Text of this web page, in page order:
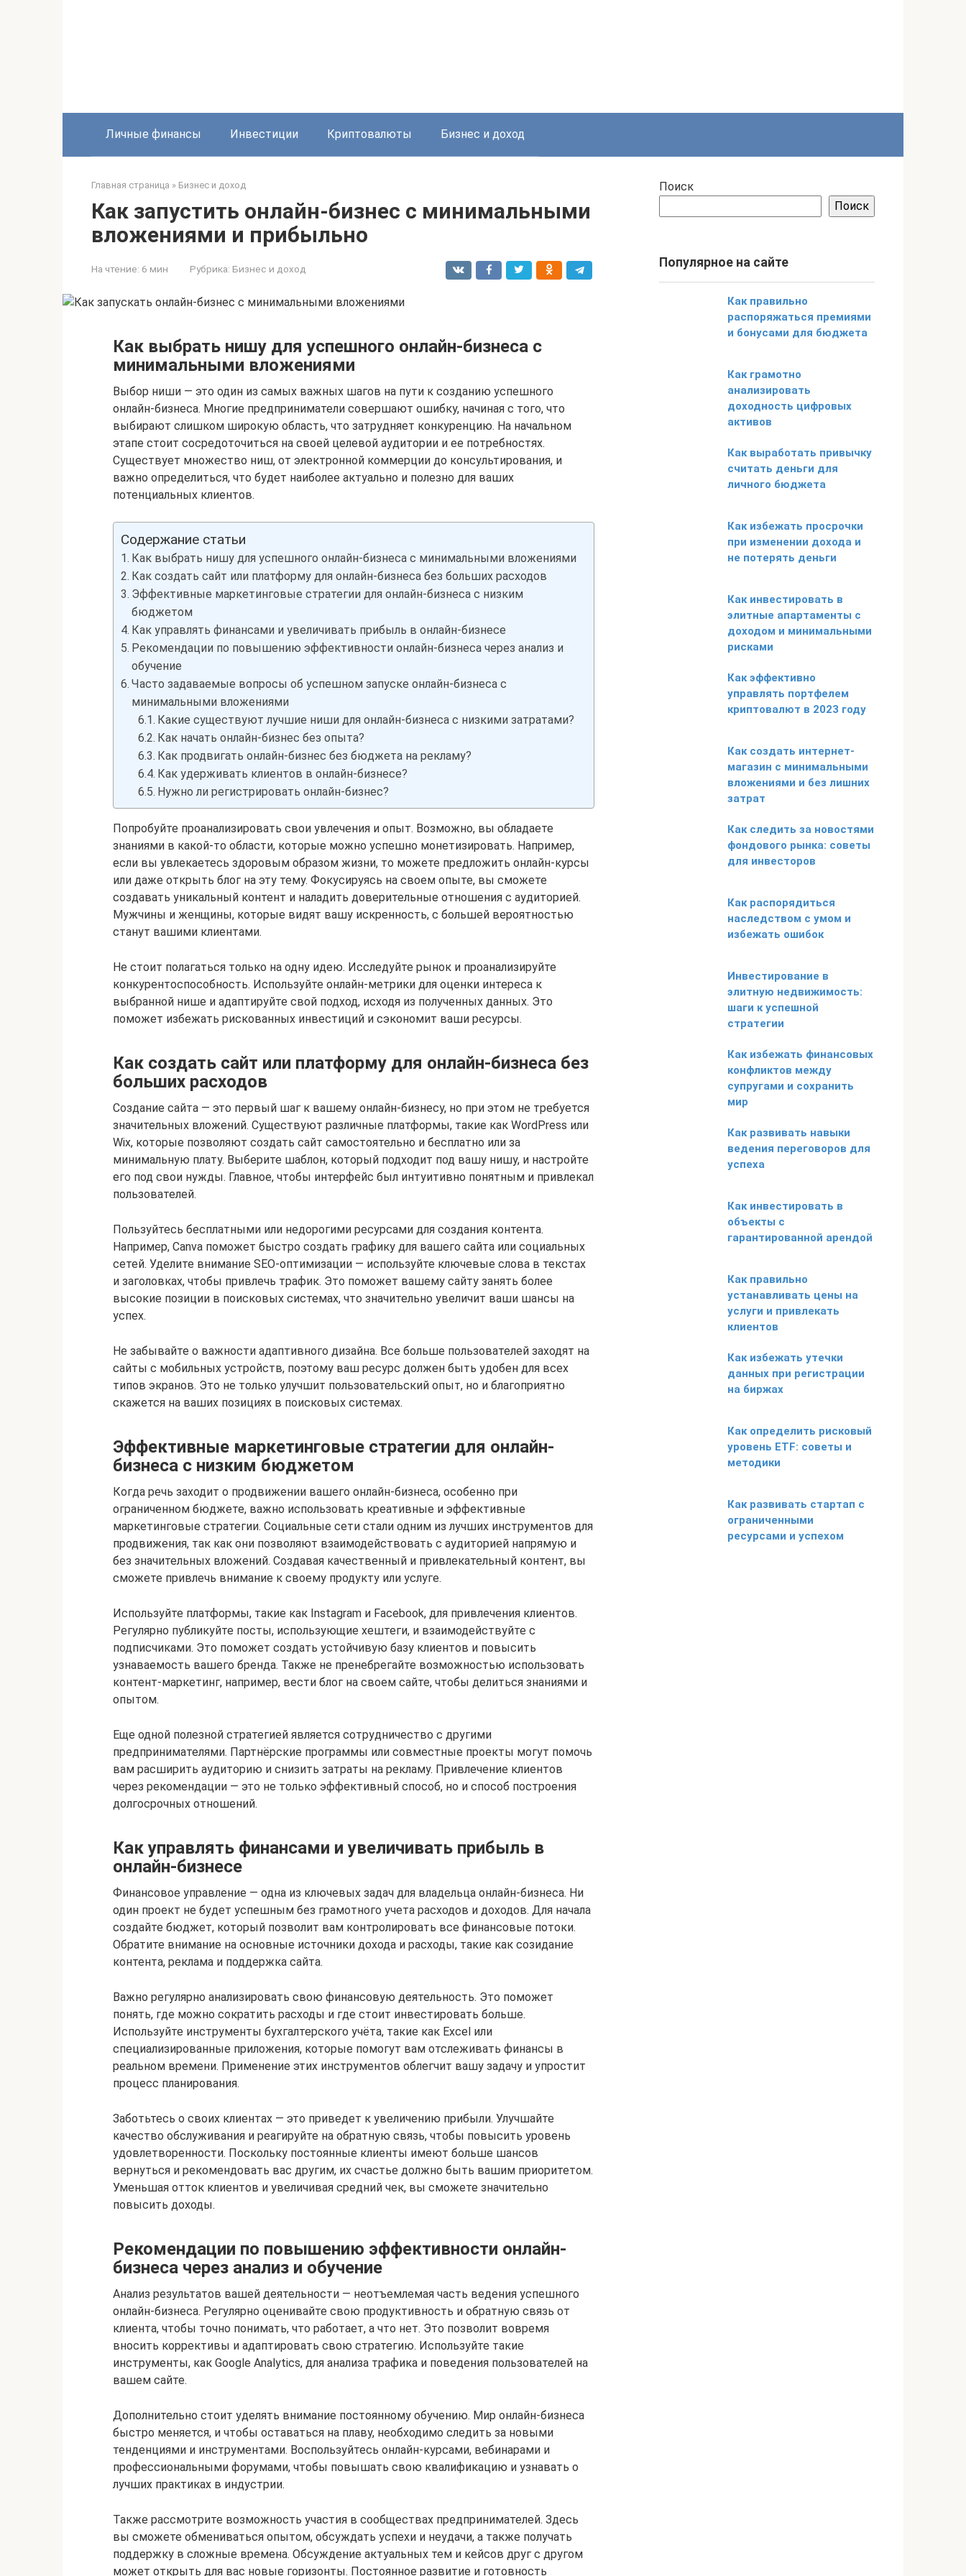
Личные финансы Инвестиции Криптовалюты Бизнес и доход
Главная страница » Бизнес и доход
Как запустить онлайн-бизнес с минимальными
вложениями и прибыльно
На чтение: 6 мин Рубрика: Бизнес и доход
Как выбрать нишу для успешного онлайн-бизнеса с
минимальными вложениями
Выбор ниши — это один из самых важных шагов на пути к созданию успешного
онлайн-бизнеса. Многие предприниматели совершают ошибку, начиная с того, что
выбирают слишком широкую область, что затрудняет конкуренцию. На начальном
этапе стоит сосредоточиться на своей целевой аудитории и ее потребностях.
Существует множество ниш, от электронной коммерции до консультирования, и
важно определиться, что будет наиболее актуально и полезно для ваших
потенциальных клиентов.
Содержание статьи
Как выбрать нишу для успешного онлайн-бизнеса с минимальными вложениями
Как создать сайт или платформу для онлайн-бизнеса без больших расходов
Эффективные маркетинговые стратегии для онлайн-бизнеса с низким
бюджетом
Как управлять финансами и увеличивать прибыль в онлайн-бизнесе
Рекомендации по повышению эффективности онлайн-бизнеса через анализ и
обучение
Часто задаваемые вопросы об успешном запуске онлайн-бизнеса с
минимальными вложениями
Какие существуют лучшие ниши для онлайн-бизнеса с низкими затратами?
Как начать онлайн-бизнес без опыта?
Как продвигать онлайн-бизнес без бюджета на рекламу?
Как удерживать клиентов в онлайн-бизнесе?
Нужно ли регистрировать онлайн-бизнес?
Попробуйте проанализировать свои увлечения и опыт. Возможно, вы обладаете
знаниями в какой-то области, которые можно успешно монетизировать. Например,
если вы увлекаетесь здоровым образом жизни, то можете предложить онлайн-курсы
или даже открыть блог на эту тему. Фокусируясь на своем опыте, вы сможете
создавать уникальный контент и наладить доверительные отношения с аудиторией.
Мужчины и женщины, которые видят вашу искренность, с большей вероятностью
станут вашими клиентами.
Не стоит полагаться только на одну идею. Исследуйте рынок и проанализируйте
конкурентоспособность. Используйте онлайн-метрики для оценки интереса к
выбранной нише и адаптируйте свой подход, исходя из полученных данных. Это
поможет избежать рискованных инвестиций и сэкономит ваши ресурсы.
Как создать сайт или платформу для онлайн-бизнеса без
больших расходов
Создание сайта — это первый шаг к вашему онлайн-бизнесу, но при этом не требуется
значительных вложений. Существуют различные платформы, такие как WordPress или
Wix, которые позволяют создать сайт самостоятельно и бесплатно или за
минимальную плату. Выберите шаблон, который подходит под вашу нишу, и настройте
его под свои нужды. Главное, чтобы интерфейс был интуитивно понятным и привлекал
пользователей.
Пользуйтесь бесплатными или недорогими ресурсами для создания контента.
Например, Canva поможет быстро создать графику для вашего сайта или социальных
сетей. Уделите внимание SEO-оптимизации — используйте ключевые слова в текстах
и заголовках, чтобы привлечь трафик. Это поможет вашему сайту занять более
высокие позиции в поисковых системах, что значительно увеличит ваши шансы на
успех.
Не забывайте о важности адаптивного дизайна. Все больше пользователей заходят на
сайты с мобильных устройств, поэтому ваш ресурс должен быть удобен для всех
типов экранов. Это не только улучшит пользовательский опыт, но и благоприятно
скажется на ваших позициях в поисковых системах.
Эффективные маркетинговые стратегии для онлайн-
бизнеса с низким бюджетом
Когда речь заходит о продвижении вашего онлайн-бизнеса, особенно при
ограниченном бюджете, важно использовать креативные и эффективные
маркетинговые стратегии. Социальные сети стали одним из лучших инструментов для
продвижения, так как они позволяют взаимодействовать с аудиторией напрямую и
без значительных вложений. Создавая качественный и привлекательный контент, вы
сможете привлечь внимание к своему продукту или услуге.
Используйте платформы, такие как Instagram и Facebook, для привлечения клиентов.
Регулярно публикуйте посты, использующие хештеги, и взаимодействуйте с
подписчиками. Это поможет создать устойчивую базу клиентов и повысить
узнаваемость вашего бренда. Также не пренебрегайте возможностью использовать
контент-маркетинг, например, вести блог на своем сайте, чтобы делиться знаниями и
опытом.
Еще одной полезной стратегией является сотрудничество с другими
предпринимателями. Партнёрские программы или совместные проекты могут помочь
вам расширить аудиторию и снизить затраты на рекламу. Привлечение клиентов
через рекомендации — это не только эффективный способ, но и способ построения
долгосрочных отношений.
Как управлять финансами и увеличивать прибыль в
онлайн-бизнесе
Финансовое управление — одна из ключевых задач для владельца онлайн-бизнеса. Ни
один проект не будет успешным без грамотного учета расходов и доходов. Для начала
создайте бюджет, который позволит вам контролировать все финансовые потоки.
Обратите внимание на основные источники дохода и расходы, такие как созидание
контента, реклама и поддержка сайта.
Важно регулярно анализировать свою финансовую деятельность. Это поможет
понять, где можно сократить расходы и где стоит инвестировать больше.
Используйте инструменты бухгалтерского учёта, такие как Excel или
специализированные приложения, которые помогут вам отслеживать финансы в
реальном времени. Применение этих инструментов облегчит вашу задачу и упростит
процесс планирования.
Заботьтесь о своих клиентах — это приведет к увеличению прибыли. Улучшайте
качество обслуживания и реагируйте на обратную связь, чтобы повысить уровень
удовлетворенности. Поскольку постоянные клиенты имеют больше шансов
вернуться и рекомендовать вас другим, их счастье должно быть вашим приоритетом.
Уменьшая отток клиентов и увеличивая средний чек, вы сможете значительно
повысить доходы.
Рекомендации по повышению эффективности онлайн-
бизнеса через анализ и обучение
Анализ результатов вашей деятельности — неотъемлемая часть ведения успешного
онлайн-бизнеса. Регулярно оценивайте свою продуктивность и обратную связь от
клиента, чтобы точно понимать, что работает, а что нет. Это позволит вовремя
вносить коррективы и адаптировать свою стратегию. Используйте такие
инструменты, как Google Analytics, для анализа трафика и поведения пользователей на
вашем сайте.
Дополнительно стоит уделять внимание постоянному обучению. Мир онлайн-бизнеса
быстро меняется, и чтобы оставаться на плаву, необходимо следить за новыми
тенденциями и инструментами. Воспользуйтесь онлайн-курсами, вебинарами и
профессиональными форумами, чтобы повышать свою квалификацию и узнавать о
лучших практиках в индустрии.
Также рассмотрите возможность участия в сообществах предпринимателей. Здесь
вы сможете обмениваться опытом, обсуждать успехи и неудачи, а также получать
поддержку в сложные времена. Обсуждение актуальных тем и кейсов друг с другом
может открыть для вас новые горизонты. Постоянное развитие и готовность
Поиск
Поиск
Популярное на сайте
Как правильно
распоряжаться премиями
и бонусами для бюджета
Как грамотно
анализировать
доходность цифровых
активов
Как выработать привычку
считать деньги для
личного бюджета
Как избежать просрочки
при изменении дохода и
не потерять деньги
Как инвестировать в
элитные апартаменты с
доходом и минимальными
рисками
Как эффективно
управлять портфелем
криптовалют в 2023 году
Как создать интернет-
магазин с минимальными
вложениями и без лишних
затрат
Как следить за новостями
фондового рынка: советы
для инвесторов
Как распорядиться
наследством с умом и
избежать ошибок
Инвестирование в
элитную недвижимость:
шаги к успешной
стратегии
Как избежать финансовых
конфликтов между
супругами и сохранить
мир
Как развивать навыки
ведения переговоров для
успеха
Как инвестировать в
объекты с
гарантированной арендой
Как правильно
устанавливать цены на
услуги и привлекать
клиентов
Как избежать утечки
данных при регистрации
на биржах
Как определить рисковый
уровень ETF: советы и
методики
Как развивать стартап с
ограниченными
ресурсами и успехом